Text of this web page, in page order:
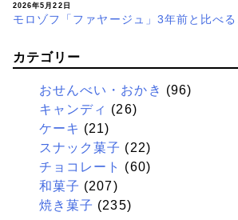
2026年5月22日
モロゾフ「ファヤージュ」3年前と比べる
カテゴリー
おせんべい・おかき (96)
キャンディ (26)
ケーキ (21)
スナック菓子 (22)
チョコレート
(60)
和菓子 (207)
焼き菓子 (235)